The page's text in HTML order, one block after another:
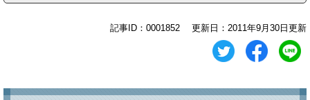
記事ID：0001852 更新日：2011年9月30日更新